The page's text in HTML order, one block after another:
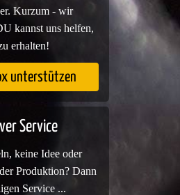
Kurzum - wir
kannst uns helfen,
erhalten!
unterstützen
Service
keine Idee oder
Produktion? Dann
Service ...